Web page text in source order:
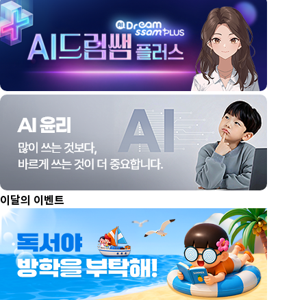
이달의 이벤트